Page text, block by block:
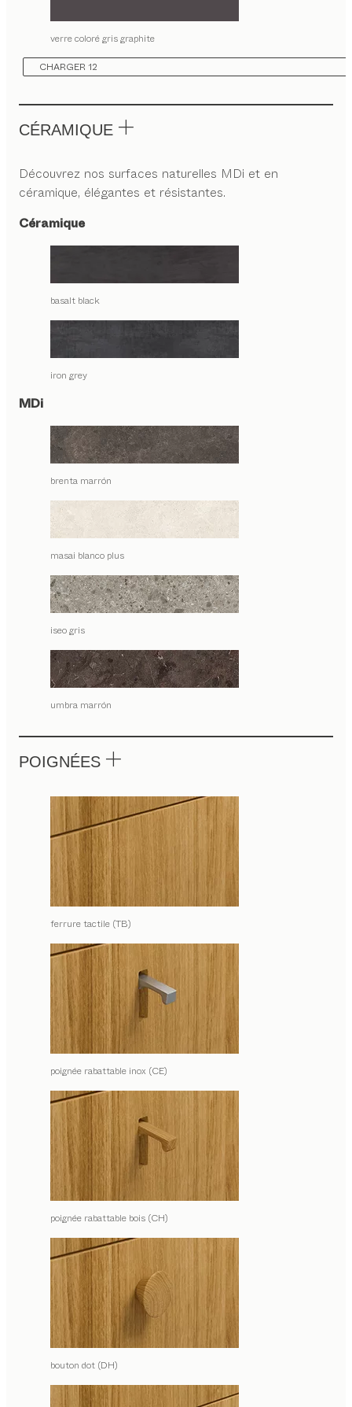
verre coloré gris graphite
CHARGER 12
CÉRAMIQUE
Découvrez nos surfaces naturelles MDi et en
céramique, élégantes et résistantes.
Céramique
basalt black
iron grey
MDi
brenta marrón
masai blanco plus
iseo gris
umbra marrón
POIGNÉES
ferrure tactile (TB)
poignée rabattable inox (CE)
poignée rabattable bois (CH)
bouton dot (DH)